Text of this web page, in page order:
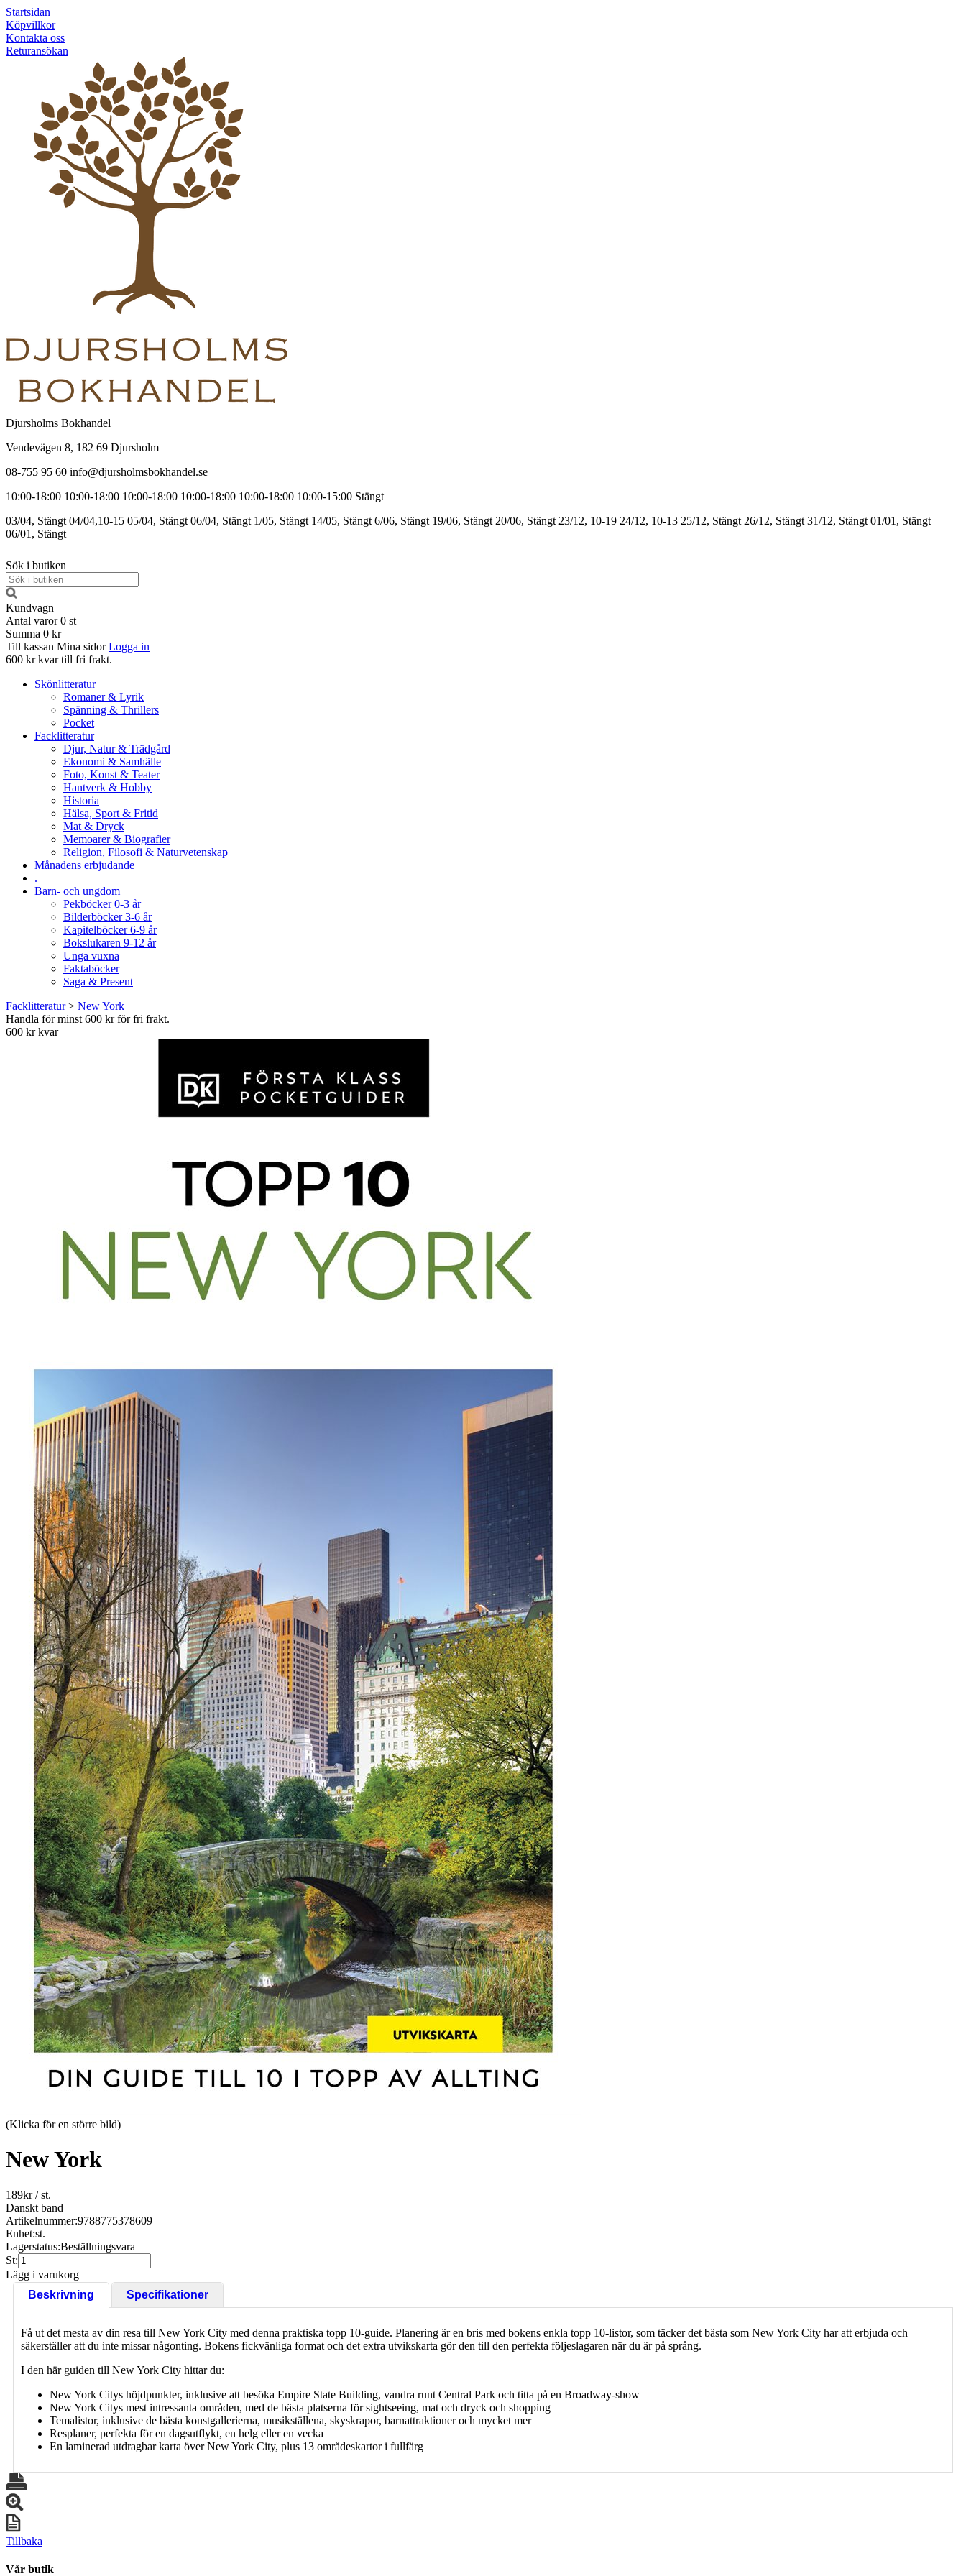
Startsidan
Köpvillkor
Kontakta oss
Returansökan
Djursholms Bokhandel
Vendevägen 8, 182 69 Djursholm
08-755 95 60 info@djursholmsbokhandel.se
10:00-18:00 10:00-18:00 10:00-18:00 10:00-18:00 10:00-18:00 10:00-15:00 Stängt
03/04, Stängt 04/04,10-15 05/04, Stängt 06/04, Stängt 1/05, Stängt 14/05, Stängt 6/06, Stängt 19/06, Stängt 20/06, Stängt 23/12, 10-19 24/12, 10-13 25/12, Stängt 26/12, Stängt 31/12, Stängt 01/01, Stängt
06/01, Stängt
Sök i butiken
Kundvagn
Antal varor 0 st
Summa 0 kr
Till kassan Mina sidor Logga in
600 kr kvar till fri frakt.
Skönlitteratur
Romaner & Lyrik
Spänning & Thrillers
Pocket
Facklitteratur
Djur, Natur & Trädgård
Ekonomi & Samhälle
Foto, Konst & Teater
Hantverk & Hobby
Historia
Hälsa, Sport & Fritid
Mat & Dryck
Memoarer & Biografier
Religion, Filosofi & Naturvetenskap
Månadens erbjudande
.
Barn- och ungdom
Pekböcker 0-3 år
Bilderböcker 3-6 år
Kapitelböcker 6-9 år
Bokslukaren 9-12 år
Unga vuxna
Faktaböcker
Saga & Present
Facklitteratur> New York
Handla för minst 600 kr för fri frakt.
600 kr kvar
(Klicka för en större bild)
New York
189kr/ st.
Danskt band
Artikelnummer:9788775378609
Enhet:st.
Lagerstatus:Beställningsvara
St:
Lägg i varukorg
Beskrivning
Specifikationer
Få ut det mesta av din resa till New York City med denna praktiska topp 10-guide. Planering är en bris med bokens enkla topp 10-listor, som täcker det bästa som New York City har att erbjuda och
säkerställer att du inte missar någonting. Bokens fickvänliga format och det extra utvikskarta gör den till den perfekta följeslagaren när du är på språng.
I den här guiden till New York City hittar du:
New York Citys höjdpunkter, inklusive att besöka Empire State Building, vandra runt Central Park och titta på en Broadway-show
New York Citys mest intressanta områden, med de bästa platserna för sightseeing, mat och dryck och shopping
Temalistor, inklusive de bästa konstgallerierna, musikställena, skyskrapor, barnattraktioner och mycket mer
Resplaner, perfekta för en dagsutflykt, en helg eller en vecka
En laminerad utdragbar karta över New York City, plus 13 områdeskartor i fullfärg
Tillbaka
Vår butik